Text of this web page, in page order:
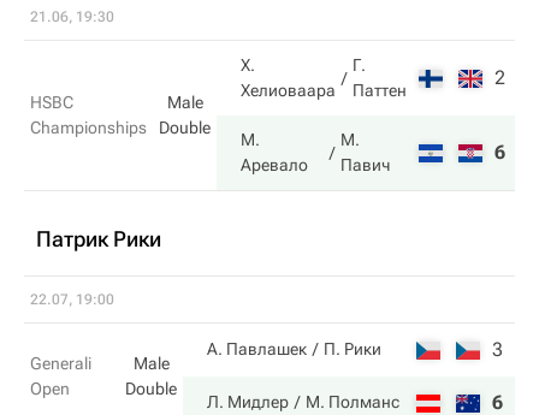
21.06, 19:30
HSBC
Championships
Male
Double
Х.
Хелиоваара
Г.
Паттен
2
М.
Аревало
М.
Павич
6
Патрик Рики
22.07, 19:00
Generali
Open
Male
Double
А. Павлашек П. Рики 3
Л. Мидлер М. Полманс 6